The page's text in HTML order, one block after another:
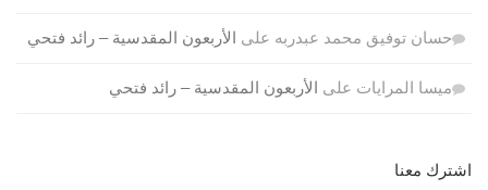
حسان توفيق محمد عبدربه على الأربعون المقدسية – رائد فتحي
ميسا المرايات على الأربعون المقدسية – رائد فتحي
اشترك معنا